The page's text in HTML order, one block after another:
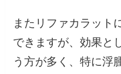
またリファカラット
できますが、効果と
う方が多く、特に浮